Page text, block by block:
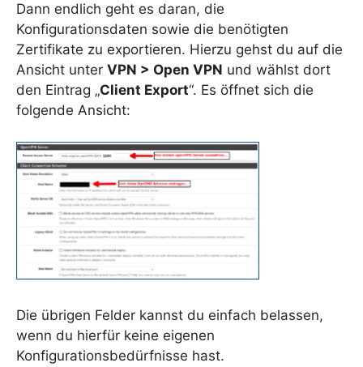
Dann endlich geht es daran, die
Konfigurationsdaten sowie die benötigten
Zertifikate zu exportieren. Hierzu gehst du auf die
Ansicht unter VPN > Open VPN und wählst dort
den Eintrag „Client Export“. Es öffnet sich die
folgende Ansicht:
Die übrigen Felder kannst du einfach belassen,
wenn du hierfür keine eigenen
Konfigurationsbedürfnisse hast.